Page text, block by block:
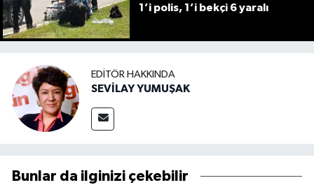
1’i polis, 1’i bekçi 6 yaralı
EDITÖR HAKKINDA
SEVİLAY YUMUŞAK
Bunlar da ilginizi çekebilir